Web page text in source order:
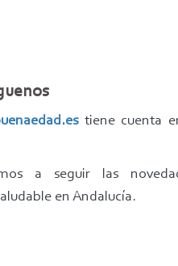
tiene cuenta
a seguir las
en Andalucía.